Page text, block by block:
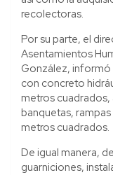
recolectoras.
Por su parte, el
Asentamientos
González, informó
con concreto
metros
banquetas,
metros cuadrados.
De igual manera,
guarniciones,